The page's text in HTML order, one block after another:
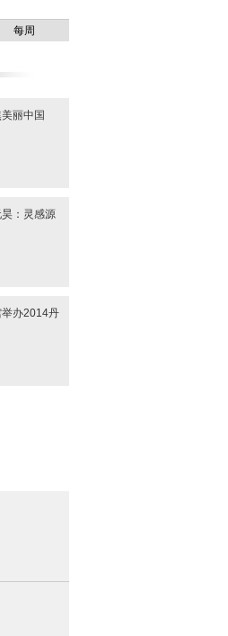
每周
丽中国
：灵感源
办2014丹